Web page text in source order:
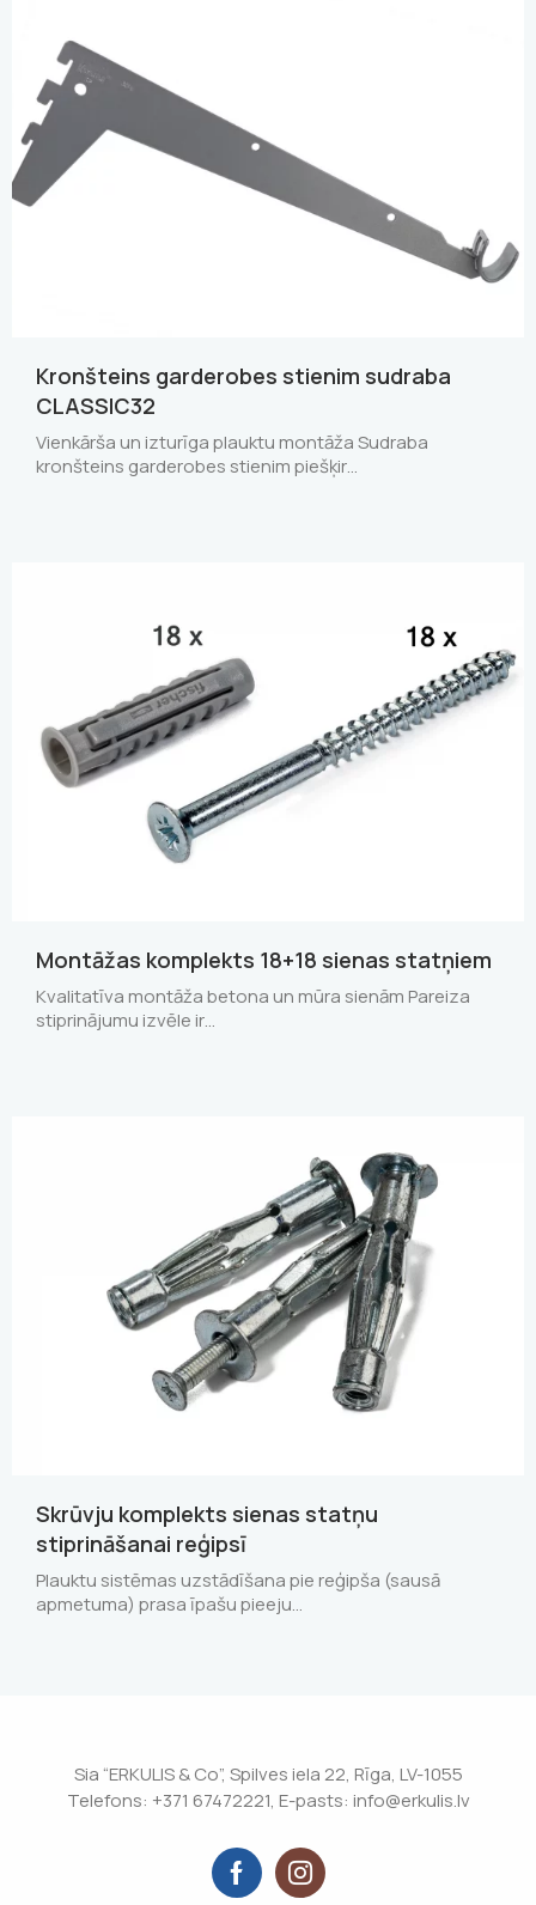
Kronšteins garderobes stienim sudraba
CLASSIC32
Vienkārša un izturīga plauktu montāža Sudraba
kronšteins garderobes stienim piešķir…
Montāžas komplekts 18+18 sienas statņiem
Kvalitatīva montāža betona un mūra sienām Pareiza
stiprinājumu izvēle ir…
Skrūvju komplekts sienas statņu
stiprināšanai reģipsī
Plauktu sistēmas uzstādīšana pie reģipša (sausā
apmetuma) prasa īpašu pieeju…
Sia “ERKULIS & Co”, Spilves iela 22, Rīga, LV-1055
Telefons: +371 67472221, E-pasts: info@erkulis.lv